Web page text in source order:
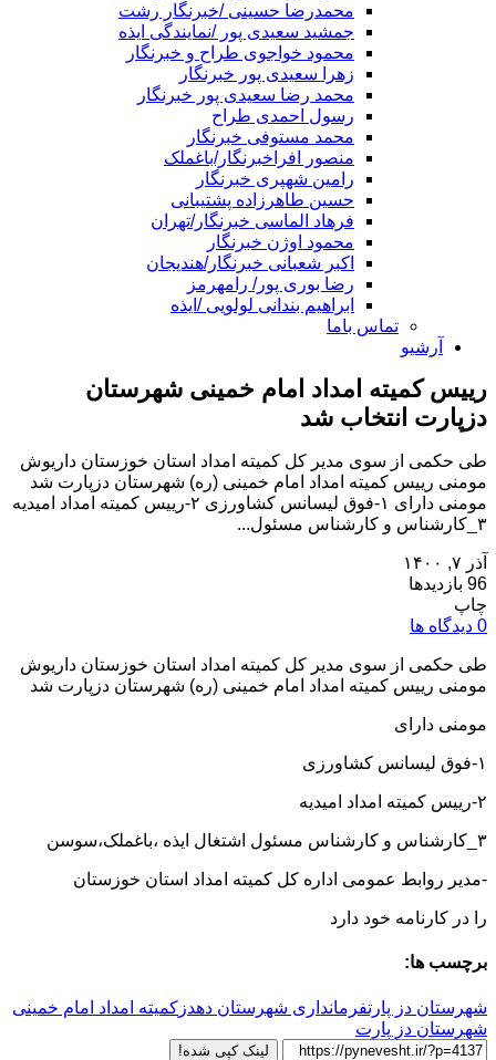
محمدرضا حسینی /خبرنگار رشت
جمشید سعیدی پور /نمایندگی ایذه
محمود خواجوی طراح و خبرنگار
زهرا سعیدی پور خبرنگار
محمد رضا سعیدی پور خبرنگار
رسول احمدی طراح
محمد مستوفی خبرنگار
منصور افراخبرنگار/باغملک
رامین شهپری خبرنگار
حسین طاهرزاده پشتیبانی
فرهاد الماسی خبرنگار/تهران
محمود اوژن خبرنگار
اکبر شعبانی خبرنگار/هندیجان
رضا بوری پور/ رامهرمز
ابراهیم بندانی لولویی /ایذه
تماس باما
آرشیو
رییس کمیته امداد امام خمینی شهرستان
دزپارت انتخاب شد
طی حکمی از سوی مدیر کل کمیته امداد استان خوزستان داریوش
مومنی رییس کمیته امداد امام خمینی (ره) شهرستان دزپارت شد
مومنی دارای ۱-فوق لیسانس کشاورزی ۲-رییس کمیته امداد امیدیه
۳_کارشناس و کارشناس مسئول...
آذر ۷, ۱۴۰۰
96 بازدیدها
چاپ
0 دیدگاه ها
طی حکمی از سوی مدیر کل کمیته امداد استان خوزستان داریوش
مومنی رییس کمیته امداد امام خمینی (ره) شهرستان دزپارت شد
مومنی دارای
۱-فوق لیسانس کشاورزی
۲-رییس کمیته امداد امیدیه
۳_کارشناس و کارشناس مسئول اشتغال ایذه ،باغملک،سوسن
-مدیر روابط عمومی اداره کل کمیته امداد استان خوزستان
را در کارنامه خود دارد
برچسب ها:
شهرستان دز پارتفرمانداری شهرستان دهدز کمیته امداد امام خمینی
شهرستان دز پارت
لینک کپی شده!